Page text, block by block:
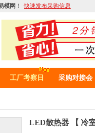
模网 ！ 快速发布采购信息
工厂考察日 采购对接会
LED散热器 【 冷